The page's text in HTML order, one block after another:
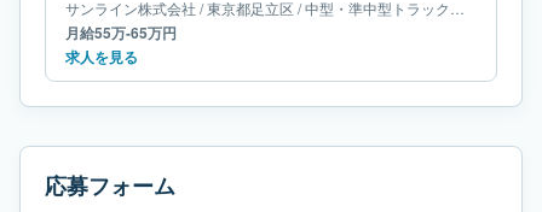
サンライン株式会社 /東京都足立区 /中型・準中型トラックドライバー
月給55万-65万円
求人を見る
応募フォーム